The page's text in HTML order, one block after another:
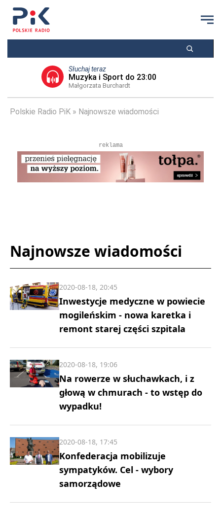
Słuchaj teraz
Muzyka i Sport do 23:00
Małgorzata Burchardt
Polskie Radio PiK Najnowsze wiadomości
reklama
Najnowsze wiadomości
Inwestycje medyczne w powiecie
mogileńskim - nowa karetka i
remont starej części szpitala
2020-08-18, 20:45
Na rowerze w słuchawkach, i z
głową w chmurach - to wstęp do
wypadku!
2020-08-18, 19:06
Konfederacja mobilizuje
sympatyków. Cel - wybory
samorządowe
2020-08-18, 17:45